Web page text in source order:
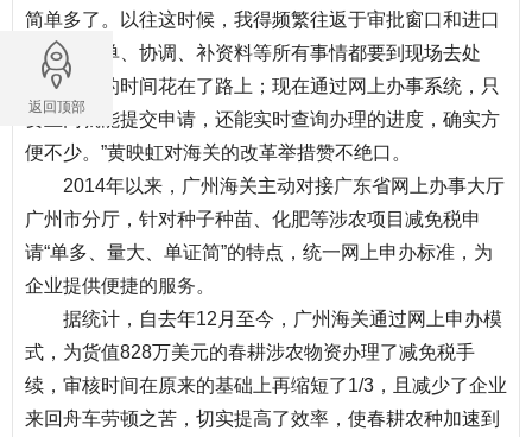
简单多了。以往这时候，我得频繁往返于审批窗口和进口
口岸，递单、协调、补资料等所有事情都要到现场去处
理，大量的时间花在了路上；现在通过网上办事系统，只
要上网就能提交申请，还能实时查询办理的进度，确实方
便不少。”黄映虹对海关的改革举措赞不绝口。
2014年以来，广州海关主动对接广东省网上办事大厅
广州市分厅，针对种子种苗、化肥等涉农项目减免税申
请“单多、量大、单证简”的特点，统一网上申办标准，为
企业提供便捷的服务。
据统计，自去年12月至今，广州海关通过网上申办模
式，为货值828万美元的春耕涉农物资办理了减免税手
续，审核时间在原来的基础上再缩短了1/3，且减少了企业
来回舟车劳顿之苦，切实提高了效率，使春耕农种加速到
返回顶部